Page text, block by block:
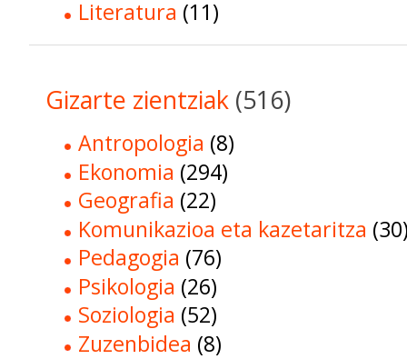
Literatura (11)
Gizarte zientziak (516)
Antropologia (8)
Ekonomia (294)
Geografia (22)
Komunikazioa eta kazetaritza
Pedagogia (76)
Psikologia (26)
Soziologia (52)
Zuzenbidea (8)